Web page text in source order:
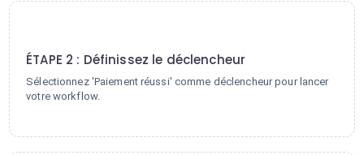
ÉTAPE 2 : Définissez le déclencheur
Sélectionnez 'Paiement réussi' comme déclencheur pour lancer
votre workflow.